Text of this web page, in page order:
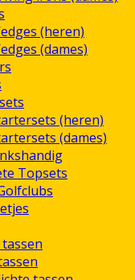
(heren)
(dames)
(heren)
(dames)
Topsets